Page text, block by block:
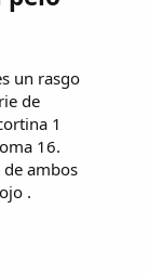
un rasgo
de
1
16.
de ambos
.